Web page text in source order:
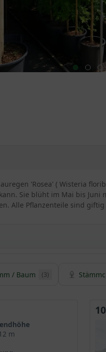
'Rosea' ( Wisteria
Sie blüht im Mai bis
Alle Pflanzenteile sind
Rosafarbenen
der
im
/ Baum (3)
m